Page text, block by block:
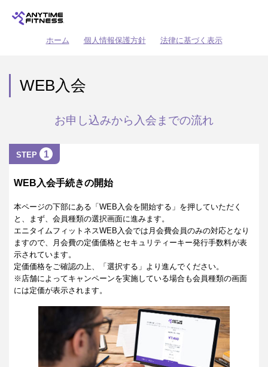
ホーム 個人情報保護方針 法律に基づく表示
WEB入会
お申し込みから入会までの流れ
STEP 1
WEB入会手続きの開始
本ページの下部にある「WEB入会を開始する」を押していただく
と、まず、会員種類の選択画面に進みます。
エニタイムフィットネスWEB入会では月会費会員のみの対応となり
ますので、月会費の定価価格とセキュリティーキー発行手数料が表
示されています。
定価価格をご確認の上、「選択する」より進んでください。
※店舗によってキャンペーンを実施している場合も会員種類の画面
には定価が表示されます。